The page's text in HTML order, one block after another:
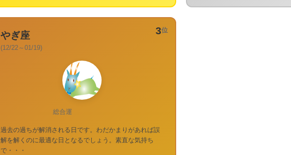
3位
やぎ座
(12/22～01/19)
総合運
過去の過ちが解消される日です。わだかまりがあれば誤
解を解くのに最適な日となるでしょう。素直な気持ち
で・・・